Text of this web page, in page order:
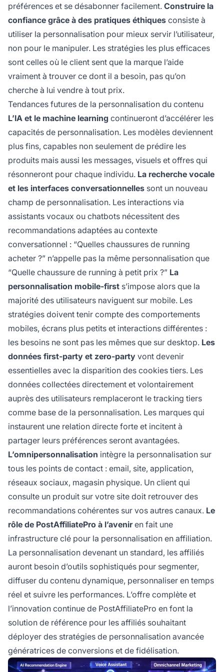
préférences et se désabonner facilement. Construire la
confiance grâce à des pratiques éthiques consiste à
utiliser la personnalisation pour mieux servir l’utilisateur,
non pour le manipuler. Les stratégies les plus efficaces
sont celles où le client sent que la marque l’aide
vraiment à trouver ce dont il a besoin, pas qu’on
cherche à lui vendre à tout prix.
Tendances futures de la personnalisation du contenu
L’IA et le machine learning continueront d’accélérer les
capacités de personnalisation. Les modèles deviennent
plus fins, capables non seulement de prédire les
produits mais aussi les messages, visuels et offres qui
résonneront pour chaque individu. La recherche vocale
et les interfaces conversationnelles sont un nouveau
champ de personnalisation. Les interactions via
assistants vocaux ou chatbots nécessitent des
recommandations adaptées au contexte
conversationnel : “Quelles chaussures de running
acheter ?” n’appelle pas la même personnalisation que
“Quelle chaussure de running à petit prix ?” La
personnalisation mobile-first s’impose alors que la
majorité des utilisateurs naviguent sur mobile. Les
stratégies doivent tenir compte des comportements
mobiles, écrans plus petits et interactions différentes :
les besoins ne sont pas les mêmes que sur desktop. Les
données first-party et zero-party vont devenir
essentielles avec la disparition des cookies tiers. Les
données collectées directement et volontairement
auprès des utilisateurs remplaceront le tracking tiers
comme base de la personnalisation. Les marques qui
instaurent une relation directe forte et incitent à
partager leurs préférences seront avantagées.
L’omnipersonnalisation intègre la personnalisation sur
tous les points de contact : email, site, application,
réseaux sociaux, magasin physique. Un client qui
consulte un produit sur votre site doit retrouver des
recommandations cohérentes sur vos autres canaux. Le
rôle de PostAffiliatePro à l’aveniren fait une
infrastructure clé pour la personnalisation en affiliation.
La personnalisation devenant un standard, les affiliés
auront besoin d’outils sophistiqués pour segmenter,
diffuser du contenu dynamique, personnaliser en temps
réel et suivre les performances. L’offre complète et
l’innovation continue de PostAffiliatePro en font la
solution de référence pour les affiliés souhaitant
déployer des stratégies de personnalisation avancée
génératrices de conversions et de fidélisation.